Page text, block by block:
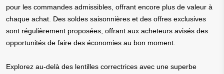
pour les commandes admissibles, offrant encore plus de valeur à
chaque achat. Des soldes saisonnières et des offres exclusives
sont régulièrement proposées, offrant aux acheteurs avisés des
opportunités de faire des économies au bon moment.
Explorez au-delà des lentilles correctrices avec une superbe